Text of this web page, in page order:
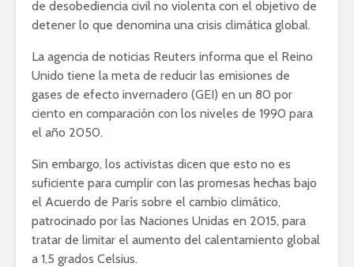
de desobediencia civil no violenta con el objetivo de
detener lo que denomina una crisis climática global.
La agencia de noticias Reuters informa que el Reino
Unido tiene la meta de reducir las emisiones de
gases de efecto invernadero (GEI) en un 80 por
ciento en comparación con los niveles de 1990 para
el año 2050.
Sin embargo, los activistas dicen que esto no es
suficiente para cumplir con las promesas hechas bajo
el Acuerdo de París sobre el cambio climático,
patrocinado por las Naciones Unidas en 2015, para
tratar de limitar el aumento del calentamiento global
a 1,5 grados Celsius.